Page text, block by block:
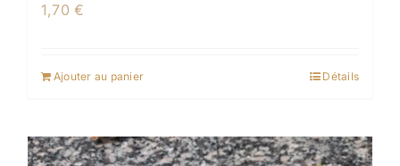
1,70€
Ajouter au panier Détails